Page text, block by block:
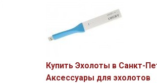
Купить Эхолоты в Санкт-
Аксессуары для эхолотов